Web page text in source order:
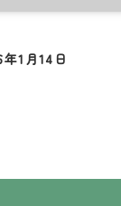
1月14日